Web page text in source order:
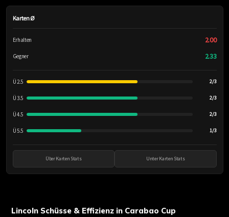
Karten Ø
Erhalten 2.00
Gegner 2.33
Ü 2.5 2/3
Ü 3.5 2/3
Ü 4.5 2/3
Ü 5.5 1/3
Über Karten Stats Unter Karten Stats
Lincoln Schüsse & Effizienz in Carabao Cup